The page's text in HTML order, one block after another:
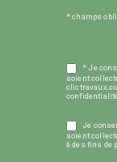
* champs
* Je
soient
Je
soient
à des fins de